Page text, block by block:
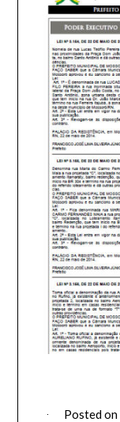
Posted on